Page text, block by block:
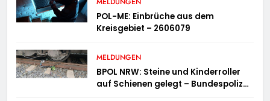
POL-ME: Einbrüche aus dem
Kreisgebiet – 2606079
MELDUNGEN
BPOL NRW: Steine und Kinderroller
auf Schienen gelegt – Bundespolizei